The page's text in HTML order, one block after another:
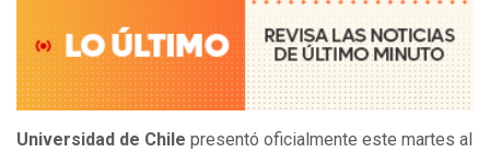
Universidad de Chile presentó oficialmente este martes al